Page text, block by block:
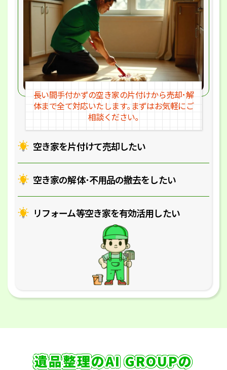
空き家を片付けて売却したい
空き家の解体･不用品の撤去をしたい
リフォーム等空き家を有効活用したい
長い間手付かずの空き家の片付けから売却･解
体まで全て対応いたします｡ まずはお気軽にご
相談ください｡
遺品整理のAI GROUPの